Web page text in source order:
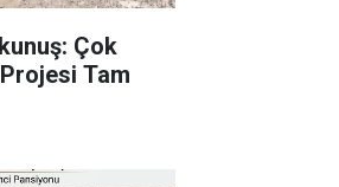
Çok
Tam